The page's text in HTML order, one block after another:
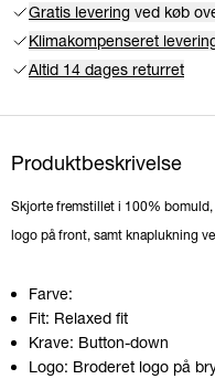
Gratis levering ved køb
Klimakompenseret
Altid 14 dages returret
Produktbeskrivelse
Skjorte fremstillet i 100%
logo på front, samt knaplukning
Farve:
Fit: Relaxed fit
Krave: Button-down
Logo: Broderet logo på